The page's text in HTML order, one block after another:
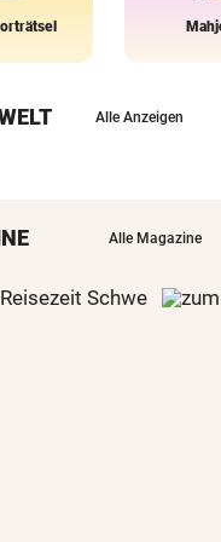
Alle Anzeigen
Alle Magazine